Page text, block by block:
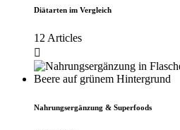
Diätarten im Vergleich
12 Articles
Nahrungsergänzung & Superfoods